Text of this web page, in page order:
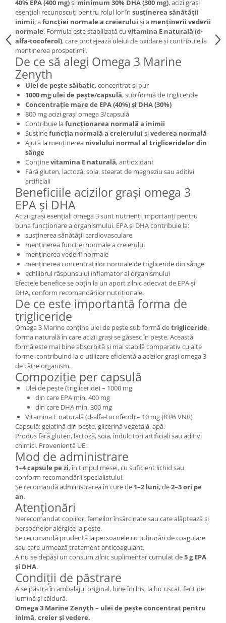
Cătină
Chlorella
Colina
Electroliti
Produse Apicole
Cacao
40% EPA (400 mg)și minimum 30% DHA (300 mg), acizi grași
esențiali recunoscuți pentru rolul lor în susținerea sănătății
inimii, afuncției normale a creierului și a menținerii vederii
normale. Formula este stabilizată cu vitamina E naturală (d-
alfa-tocoferol), care protejează uleiul de oxidare și contribuie la
menținerea prospețimii.
De ce să alegi Omega 3 Marine
Zenyth
Ulei de pește sălbatic, concentrat și pur
1000 mg ulei de pește/capsulă, sub formă de trigliceride
Concentrație mare de EPA (40%) și DHA (30%)
800 mg acizi grași omega 3/capsulă
Contribuie lafuncționarea normală a inimii
Susținefuncția normală a creierului șivederea normală
Ajută la menținerea nivelului normal al trigliceridelor din
sânge
Conținevitamina E naturală, antioxidant
Fără gluten, lactoză, soia, stearat de magneziu sau aditivi
artificiali
Beneficiile acizilor grași omega 3
EPA și DHA
Acizii grași esențiali omega 3 sunt nutrienți importanți pentru
buna funcționare a organismului. EPA și DHA contribuie la:
susținerea sănătății cardiovasculare
menținerea funcției normale a creierului
menținerea vederii normale
menținerea concentrațiilor normale de trigliceride din sânge
echilibrul răspunsului inflamator al organismului
Efectele benefice se obțin la un aport zilnic adecvat de EPA și
DHA, conform recomandărilor nutriționale.
De ce este importantă forma de
trigliceride
Omega 3 Marine conține ulei de pește sub formă detrigliceride,
forma naturală în care acizii grași se găsesc în pește. Această
formă este mai bine absorbită și mai stabilă comparativ cu alte
forme, contribuind la o utilizare eficientă a acizilor grași omega 3
de către organism.
Compoziție per capsulă
Ulei de pește (trigliceride) – 1000 mg
din care EPA min. 400 mg
din care DHA min. 300 mg
Vitamina E naturală (d-alfa-tocoferol) – 10 mg (83% VNR)
Capsulă: gelatină din pește, glicerină vegetală, apă.
Produs fără gluten, lactoză, soia, îndulcitori artificiali sau aditivi
chimici. Proveniență UE.
Mod de administrare
1–4 capsule pe zi, în timpul mesei, cu suficient lichid sau
conform recomandării specialistului.
Se recomandă administrarea în cure de 1–2 luni, de2–3 ori pe
an.
Atenționări
Nerecomandat copiilor, femeilor însărcinate sau care alăptează și
persoanelor alergice la pește.
Se recomandă prudență la persoanele cu tulburări de coagulare
sau care urmează tratament anticoagulant.
A nu se depăși un consum zilnic suplimentar cumulat de5 g EPA
și DHA.
Condiții de păstrare
A se păstra în ambalajul original, bine închis, la loc uscat, ferit de
lumină și căldură.
Omega 3 Marine Zenyth – ulei de pește concentrat pentru
inimă, creier și vedere.